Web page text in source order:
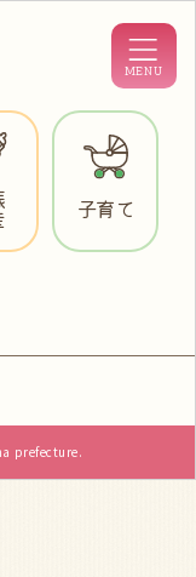
子育て
prefecture.